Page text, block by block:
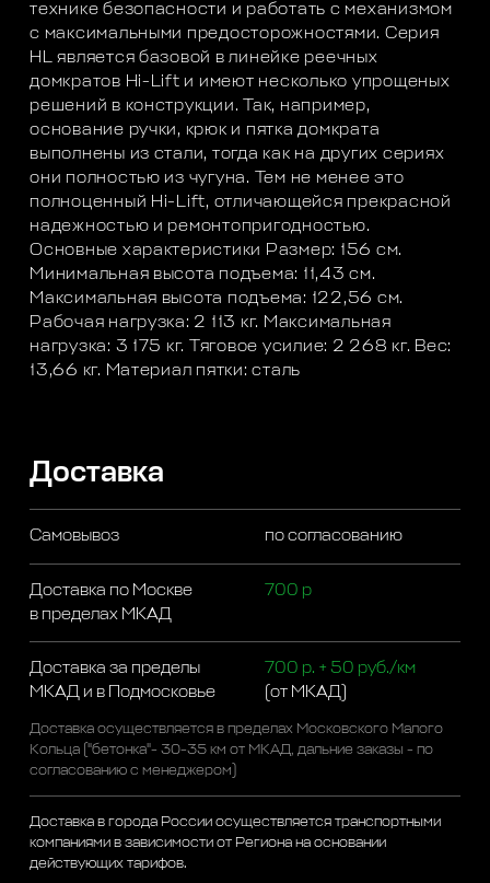
технике безопасности и работать с механизмом
с максимальными предосторожностями. Серия
HL является базовой в линейке реечных
домкратов Hi-Lift и имеют несколько упрощеных
решений в конструкции. Так, например,
основание ручки, крюк и пятка домкрата
выполнены из стали, тогда как на других сериях
они полностью из чугуна. Тем не менее это
полноценный Hi-Lift, отличающейся прекрасной
надежностью и ремонтопригодностью.
Основные характеристики Размер: 156 см.
Минимальная высота подъема: 11,43 см.
Максимальная высота подъема: 122,56 см.
Рабочая нагрузка: 2 113 кг. Максимальная
нагрузка: 3 175 кг. Тяговое усилие: 2 268 кг. Вес:
13,66 кг. Материал пятки: сталь
Доставка
Самовывоз по согласованию
Доставка по Москве
в пределах МКАД
700 р
Доставка за пределы
МКАД и в Подмосковье
700 р. + 50 руб./км
(от МКАД)
Доставка осуществляется в пределах Московского Малого
Кольца ("бетонка"- 30-35 км от МКАД, дальние заказы - по
согласованию с менеджером)
Доставка в города России осуществляется транспортными
компаниями в зависимости от Региона на основании
действующих тарифов.